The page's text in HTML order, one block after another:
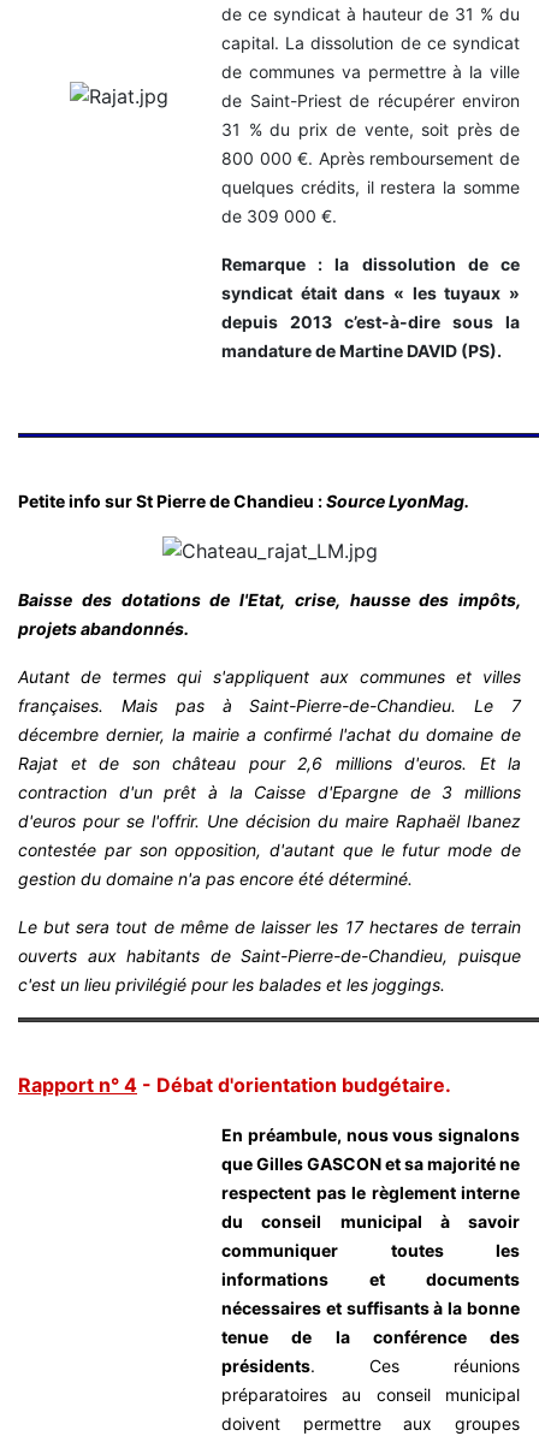
de ce syndicat à hauteur de 31 % du
capital. La dissolution de ce syndicat
de communes va permettre à la ville
de Saint-Priest de récupérer environ
31 % du prix de vente, soit près de
800 000 €. Après remboursement de
quelques crédits, il restera la somme
de 309 000 €.
Remarque : la dissolution de ce
syndicat était dans « les tuyaux »
depuis 2013 c’est-à-dire sous la
mandature de Martine DAVID (PS).
Petite info sur St Pierre de Chandieu :Source LyonMag.
Baisse des dotations de l'Etat, crise, hausse des impôts,
projets abandonnés.
Autant de termes qui s'appliquent aux communes et villes
françaises. Mais pas à Saint-Pierre-de-Chandieu. Le 7
décembre dernier, la mairie a confirmé l'achat du domaine de
Rajat et de son château pour 2,6 millions d'euros. Et la
contraction d'un prêt à la Caisse d'Epargne de 3 millions
d'euros pour se l'offrir. Une décision du maire Raphaël Ibanez
contestée par son opposition, d'autant que le futur mode de
gestion du domaine n'a pas encore été déterminé.
Le but sera tout de même de laisser les 17 hectares de terrain
ouverts aux habitants de Saint-Pierre-de-Chandieu, puisque
c'est un lieu privilégié pour les balades et les joggings.
Rapport n° 4 - Débat d'orientation budgétaire.
En préambule, nous vous signalons
que Gilles GASCON et sa majorité ne
respectent pas le règlement interne
du conseil municipal à savoir
communiquer toutes les
informations et documents
nécessaires et suffisants à la bonne
tenue de la conférence des
présidents. Ces réunions
préparatoires au conseil municipal
doivent permettre aux groupes